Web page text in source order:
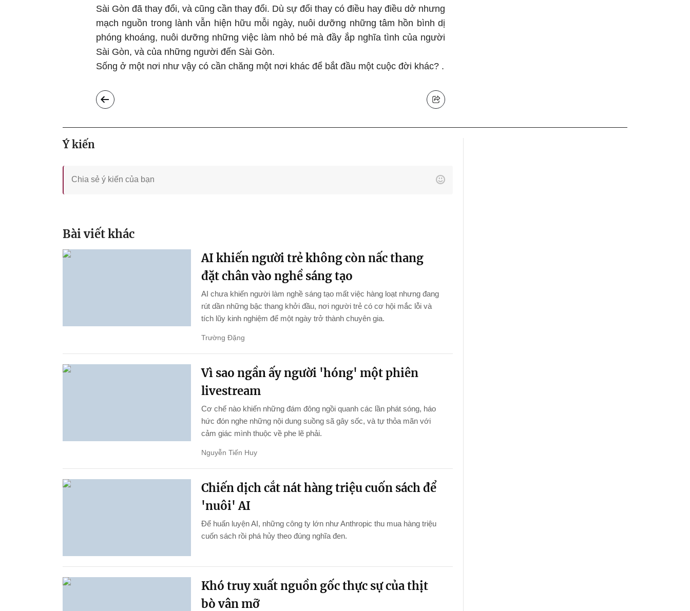
Sài Gòn đã thay đổi, và cũng cần thay đổi. Dù sự đổi thay có điều hay điều dở nhưng
mạch nguồn trong lành vẫn hiện hữu mỗi ngày, nuôi dưỡng những tâm hồn bình dị
phóng khoáng, nuôi dưỡng những việc làm nhỏ bé mà đầy ắp nghĩa tình của người
Sài Gòn, và của những người đến Sài Gòn.
Sống ở một nơi như vậy có cần chăng một nơi khác để bắt đầu một cuộc đời khác? .
Ý kiến
Bài viết khác
AI khiến người trẻ không còn nấc thang
đặt chân vào nghề sáng tạo
AI chưa khiến người làm nghề sáng tạo mất việc hàng loạt nhưng đang
rút dần những bậc thang khởi đầu, nơi người trẻ có cơ hội mắc lỗi và
tích lũy kinh nghiệm để một ngày trở thành chuyên gia.
Trường Đặng
Vì sao ngần ấy người 'hóng' một phiên
livestream
Cơ chế nào khiến những đám đông ngồi quanh các lần phát sóng, háo
hức đón nghe những nội dung suồng sã gây sốc, và tự thỏa mãn với
cảm giác mình thuộc về phe lẽ phải.
Nguyễn Tiến Huy
Chiến dịch cắt nát hàng triệu cuốn sách để
'nuôi' AI
Để huấn luyện AI, những công ty lớn như Anthropic thu mua hàng triệu
cuốn sách rồi phá hủy theo đúng nghĩa đen.
Khó truy xuất nguồn gốc thực sự của thịt
bò vân mỡ